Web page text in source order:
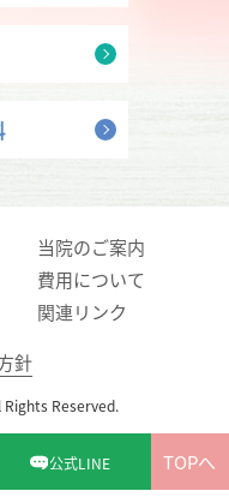
公式LINE TOPへ
当院のご案内
費用について
関連リンク
針
Reserved.